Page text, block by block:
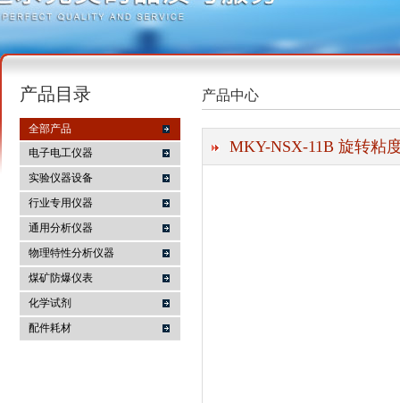
麦科仪（北京）科技有限公司
产品目录
全部产品
电子电工仪器
实验仪器设备
行业专用仪器
通用分析仪器
物理特性分析仪器
煤矿防爆仪表
化学试剂
配件耗材
产品中心
MKY-NSX-11B 旋转粘